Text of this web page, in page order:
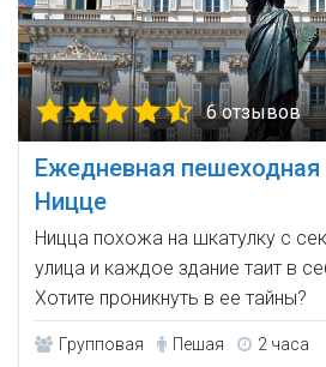
6 отзывов
Ежедневная пешеходная
Ницце
Ницца похожа на шкатулку с
улица и каждое здание таит в
Хотите проникнуть в ее тайны?
Групповая Пешая 2 часа